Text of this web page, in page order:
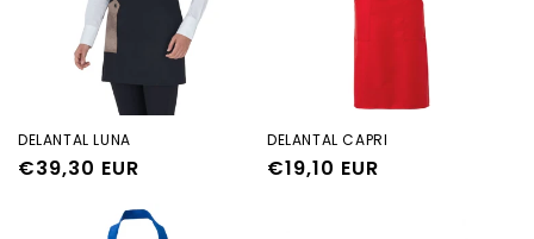
DELANTAL LUNA
Precio
€39,30 EUR
DELANTAL CAPRI
Precio
€19,10 EUR